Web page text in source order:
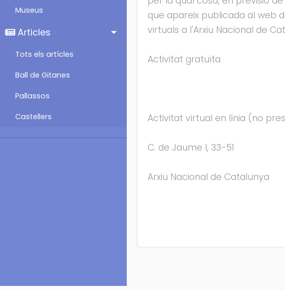
Museus
Articles
Tots els artícles
Ball de Gitanes
Pallassos
Castellers
que apareix publicada al web
virtuals a l'Arxiu Nacional de
Activitat gratuïta
Activitat virtual en línia (no
C. de Jaume I, 33-51
Arxiu Nacional de Catalunya